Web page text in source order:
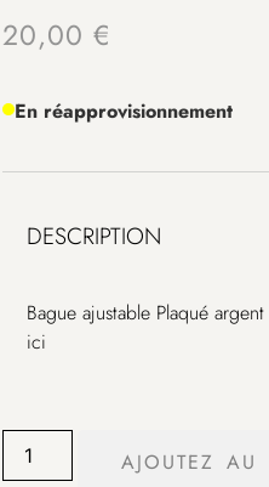
20,00 €
En réapprovisionnement
DESCRIPTION
Bague ajustable Plaqué
ici
AJOUTEZ AU